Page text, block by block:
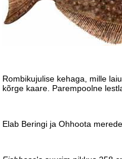
Rombikujulise kehaga, mille
kõrge kaare. Parempoolne
Elab Beringi ja Ohhoota